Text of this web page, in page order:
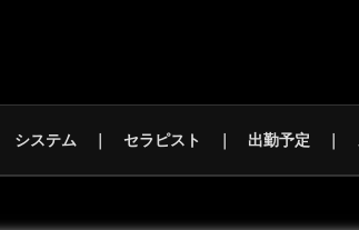
システム セラピスト 出勤予定